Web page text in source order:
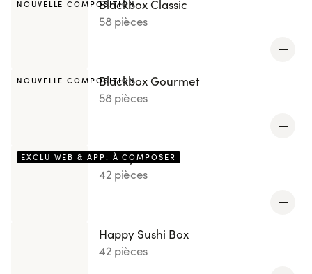
NOUVELLE COMPOSITIONBlackbox Classic
58 pièces
NOUVELLE COMPOSITIONBlackbox Gourmet
58 pièces
EXCLU WEB & APP: À COMPOSER
Box by You
42 pièces
Happy Sushi Box
42 pièces